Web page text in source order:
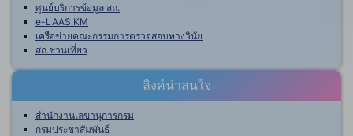
ศูนย์บริการข้อมูล สถ.
e-LAAS KM
เครือข่ายคณะกรรมการตรวจสอบทางวินัย
สถ.ชวนเที่ยว
ลิงค์น่าสนใจ
สำนักงานเลขานุการกรม
กรมประชาสัมพันธ์